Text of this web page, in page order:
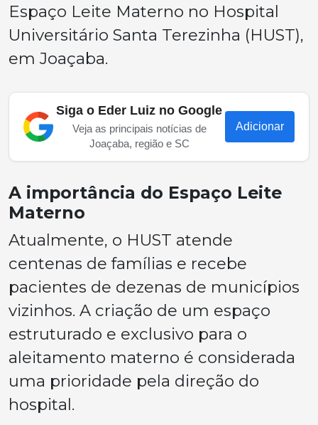
Espaço Leite Materno no Hospital
Universitário Santa Terezinha (HUST),
em Joaçaba.
Siga o Eder Luiz no Google
Veja as principais notícias de
Joaçaba, região e SC
Adicionar
A importância do Espaço Leite
Materno
Atualmente, o HUST atende
centenas de famílias e recebe
pacientes de dezenas de municípios
vizinhos. A criação de um espaço
estruturado e exclusivo para o
aleitamento materno é considerada
uma prioridade pela direção do
hospital.